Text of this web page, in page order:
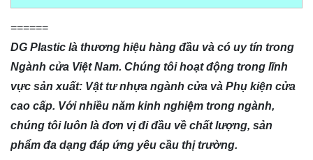
======
DG Plastic là thương hiệu hàng đầu và có uy tín trong
Ngành cửa Việt Nam. Chúng tôi hoạt động trong lĩnh
vực sản xuất: Vật tư nhựa ngành cửa và Phụ kiện cửa
cao cấp. Với nhiều năm kinh nghiệm trong ngành,
chúng tôi luôn là đơn vị đi đầu về chất lượng, sản
phẩm đa dạng đáp ứng yêu cầu thị trường.